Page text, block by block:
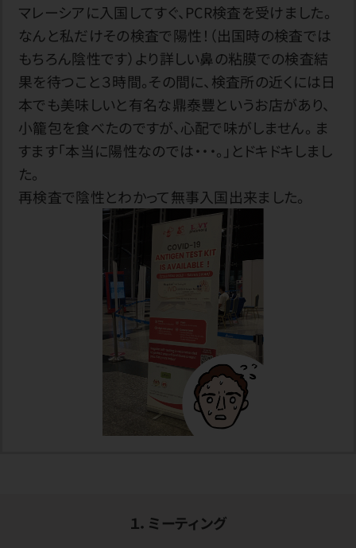
マレーシアに入国してすぐ、PCR検査を受けました。
なんと私だけその検査で陽性！（出国時の検査では
もちろん陰性です）より詳しい鼻の粘膜での検査結
果を待つこと３時間。その間に、検査所の近くには日
本でも美味しいと有名な鼎泰豐というお店があり、
小籠包を食べたのですが、心配で味がしません。 ま
すます「本当に陽性なのでは・・・。」とドキドキしまし
た。
再検査で陰性とわかって無事入国出来ました。
１．ミーティング